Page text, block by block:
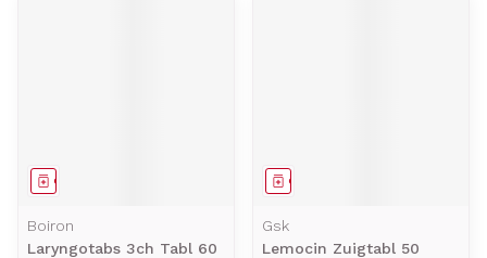
Geneesmiddel
Boiron
Laryngotabs 3ch Tabl 60
Geneesmiddel
Gsk
Lemocin Zuigtabl 50